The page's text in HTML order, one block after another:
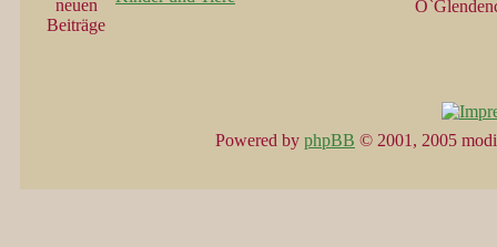
Powered by phpBB © 2001, 2005